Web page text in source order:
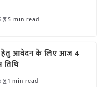
5 min read
हेतु आवेदन के लिए आज 4
1 min read